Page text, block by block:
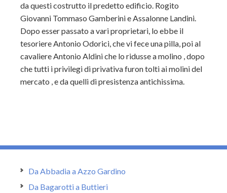
da questi costrutto il predetto edificio. Rogito
Giovanni Tommaso Gamberini e Assalonne Landini.
Dopo esser passato a vari proprietari, lo ebbe il
tesoriere Antonio Odorici, che vi fece una pilla, poi al
cavaliere Antonio Aldini che lo ridusse a molino , dopo
che tutti i privilegi di privativa furon tolti ai molini del
mercato , e da quelli di presistenza antichissima.
Da Abbadia a Azzo Gardino
Da Bagarotti a Buttieri